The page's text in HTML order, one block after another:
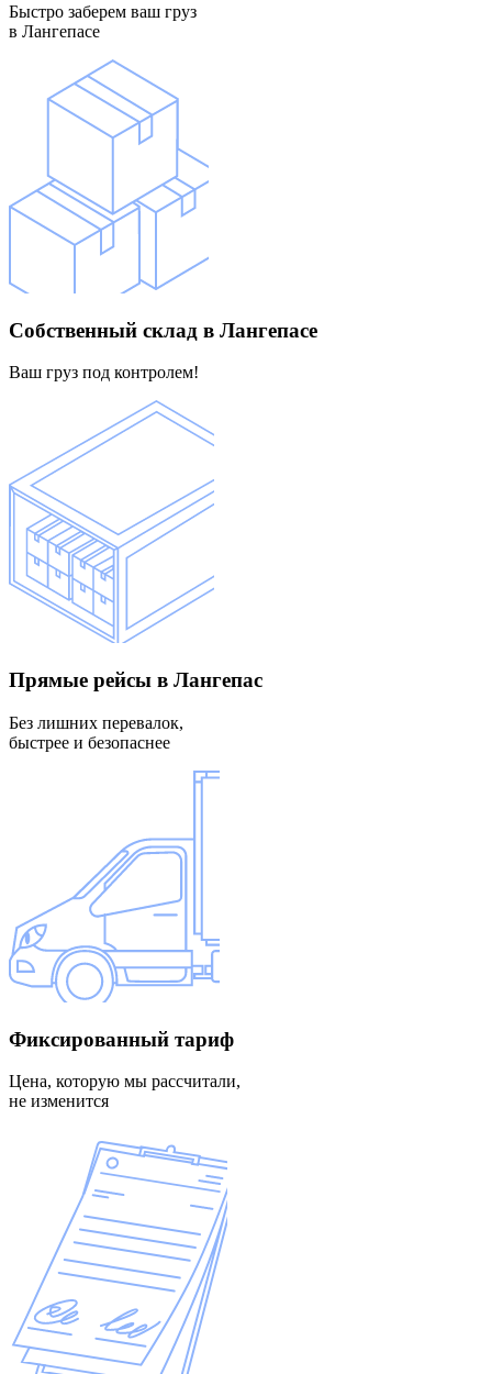
Быстро заберем ваш груз
в Лангепасе
Собственный склад в Лангепасе
Ваш груз под контролем!
Прямые рейсы в Лангепас
Без лишних перевалок,
быстрее и безопаснее
Фиксированный тариф
Цена, которую мы рассчитали,
не изменится